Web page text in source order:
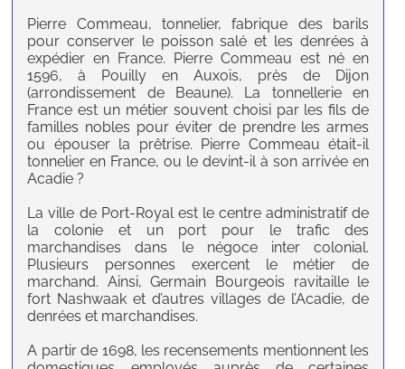
Pierre Commeau, tonnelier, fabrique des barils
pour conserver le poisson salé et les denrées à
expédier en France. Pierre Commeau est né en
1596, à Pouilly en Auxois, près de Dijon
(arrondissement de Beaune). La tonnellerie en
France est un métier souvent choisi par les fils de
familles nobles pour éviter de prendre les armes
ou épouser la prêtrise. Pierre Commeau était-il
tonnelier en France, ou le devint-il à son arrivée en
Acadie ?
La ville de Port-Royal est le centre administratif de
la colonie et un port pour le trafic des
marchandises dans le négoce inter colonial.
Plusieurs personnes exercent le métier de
marchand. Ainsi, Germain Bourgeois ravitaille le
fort Nashwaak et d’autres villages de l’Acadie, de
denrées et marchandises.
A partir de 1698, les recensements mentionnent les